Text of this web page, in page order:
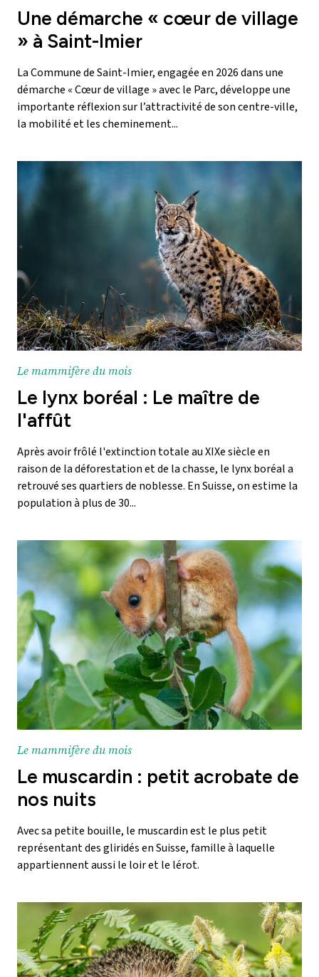
Une démarche « cœur de village
» à Saint-Imier
La Commune de Saint-Imier, engagée en 2026 dans une
démarche « Cœur de village » avec le Parc, développe une
importante réflexion sur l’attractivité de son centre-ville,
la mobilité et les cheminement...
Le mammifère du mois
Le lynx boréal : Le maître de
l'affût
Après avoir frôlé l'extinction totale au XIXe siècle en
raison de la déforestation et de la chasse, le lynx boréal a
retrouvé ses quartiers de noblesse. En Suisse, on estime la
population à plus de 30...
Le mammifère du mois
Le muscardin : petit acrobate de
nos nuits
Avec sa petite bouille, le muscardin est le plus petit
représentant des gliridés en Suisse, famille à laquelle
appartiennent aussi le loir et le lérot.